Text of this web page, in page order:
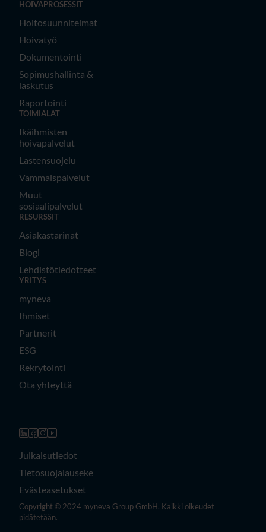
HOIVAPROSESSIT
Hoitosuunnitelmat
Hoivatyö
Dokumentointi
Sopimushallinta &
laskutus
Raportointi
TOIMIALAT
Ikäihmisten
hoivapalvelut
Lastensuojelu
Vammaispalvelut
Muut
sosiaalipalvelut
RESURSSIT
Asiakastarinat
Blogi
Lehdistötiedotteet
YRITYS
myneva
Ihmiset
Partnerit
ESG
Rekrytointi
Ota yhteyttä
Julkaisutiedot
Tietosuojalauseke
Evästeasetukset
Copyright © 2024 myneva Group GmbH. Kaikki oikeudet
pidätetään.